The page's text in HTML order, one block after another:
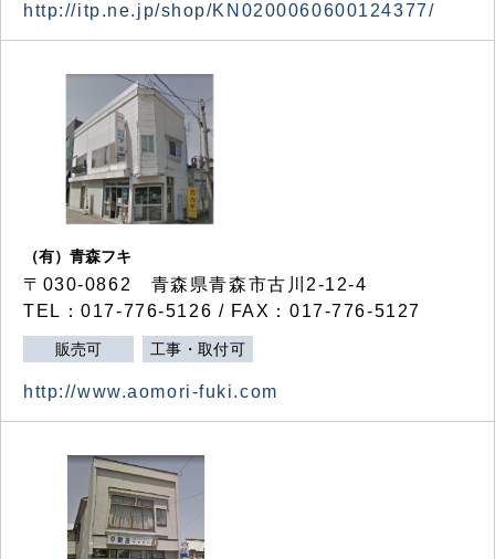
http://itp.ne.jp/shop/KN0200060600124377/
（有）青森フキ
〒030-0862 青森県青森市古川2-12-4
TEL：017-776-5126 / FAX：017-776-5127
販売可 工事・取付可
http://www.aomori-fuki.com